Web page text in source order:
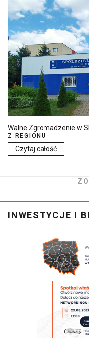
Walne Zgromadzenie w
Z REGIONU
Czytaj całość
INWESTYCJE I